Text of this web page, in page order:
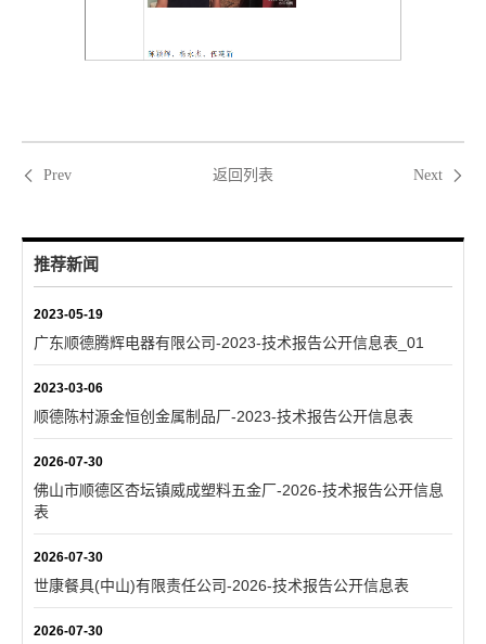
Prev 返回列表 Next
推荐新闻
2023-05-19
广东顺德腾辉电器有限公司-2023-技术报告公开信息表_01
2023-03-06
顺德陈村源金恒创金属制品厂-2023-技术报告公开信息表
2026-07-30
佛山市顺德区杏坛镇威成塑料五金厂-2026-技术报告公开信息
表
2026-07-30
世康餐具(中山)有限责任公司-2026-技术报告公开信息表
2026-07-30